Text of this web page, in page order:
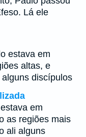
Lá ele
estava em
altas, e
discípulos
em
as regiões mais
ali alguns